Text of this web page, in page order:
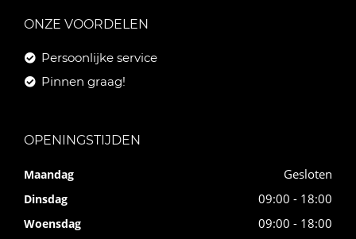
ONZE VOORDELEN
Persoonlijke service
Pinnen graag!
OPENINGSTIJDEN
Maandag Gesloten
Dinsdag 09:00 - 18:00
Woensdag 09:00 - 18:00